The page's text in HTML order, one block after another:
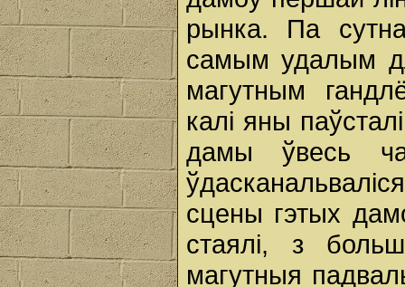
рынка. Па
самым удалым
магутным
калі яны
дамы ўвесь
сцены гэтых
стаялі, з
магутныя